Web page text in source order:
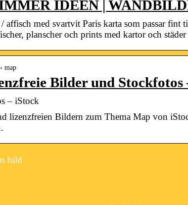
IDEEN |
affisch med svartvit Paris karta som passar
planscher och prints med kartor och
map
Bilder und Stockfotos
– iStock
lizenzfreien Bildern zum Thema Map von
bild